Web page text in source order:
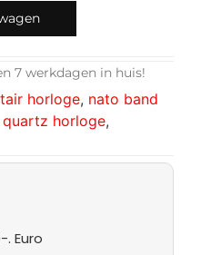
7 werkdagen in huis!
horloge, nato band
quartz horloge,
Euro